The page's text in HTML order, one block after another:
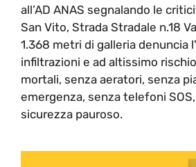
all’AD ANAS segnalando le
San Vito, Strada Stradale n.18
1.368 metri di galleria denuncia
infiltrazioni e ad altissimo
mortali, senza aeratori, senza
emergenza, senza telefoni
sicurezza pauroso.